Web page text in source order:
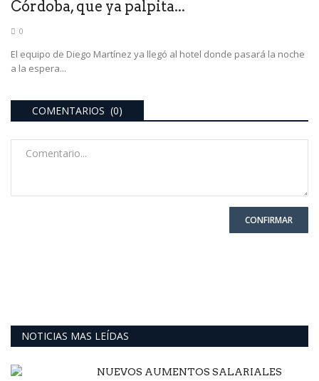
Córdoba, que ya palpita...
0
El equipo de Diego Martínez ya llegó al hotel donde pasará la noche
a la espera...
COMENTARIOS (0)
CONFIRMAR
NOTICIAS MAS LEÍDAS
NUEVOS AUMENTOS SALARIALES